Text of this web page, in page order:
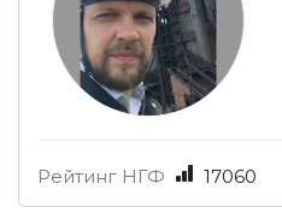
Рейтинг НГФ 17060